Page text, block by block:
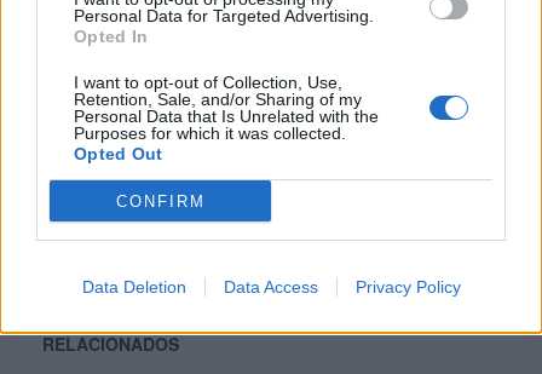
Personal Data for Targeted Advertising.
Opted In
I want to opt-out of Collection, Use,
Retention, Sale, and/or Sharing of my
Personal Data that Is Unrelated with the
Purposes for which it was collected.
Opted Out
CONFIRM
Data Deletion Data Access Privacy Policy
receber mais uma edição memorável. O MXGP
centro das atenções, oferecendo um espetáculo
imperdível para todos os apaixonados por motocross.
Mais informações emhttps://mxgpportugal.com
Tags: destaque Motocross
RELACIONADOS